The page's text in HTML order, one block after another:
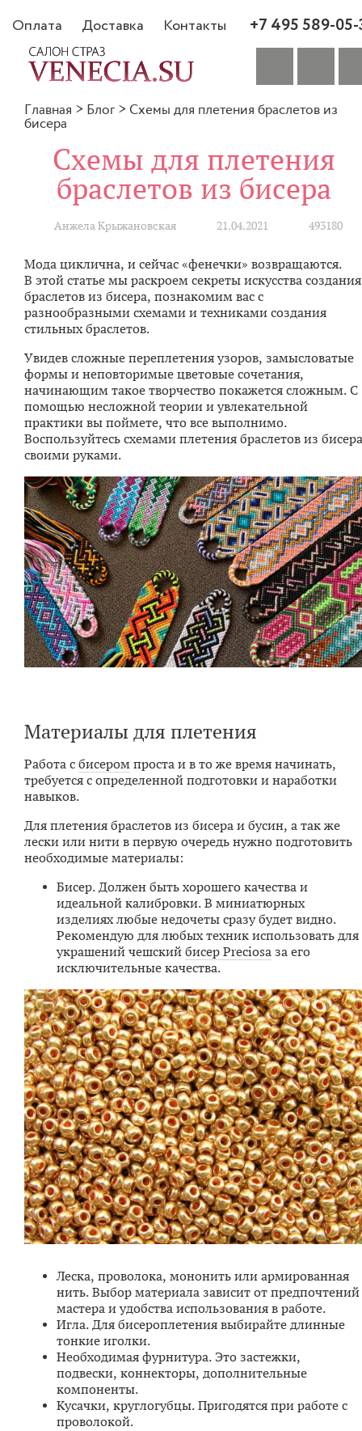
Оплата Доставка Контакты +7 495 589-
Главная > Блог > Схемы для плетения браслетов из
бисера
Схемы для плетения
браслетов из бисера
Анжела Крыжановская 21.04.2021 493180
Мода циклична, и сейчас «фенечки» возвращаются.
В этой статье мы раскроем секреты искусства создания
браслетов из бисера, познакомим вас с
разнообразными схемами и техниками создания
стильных браслетов.
Увидев сложные переплетения узоров, замысловатые
формы и неповторимые цветовые сочетания,
начинающим такое творчество покажется сложным. С
помощью несложной теории и увлекательной
практики вы поймете, что все выполнимо.
Воспользуйтесь схемами плетения браслетов из бисера
своими руками.
Материалы для плетения
Работа с бисером проста и в то же время начинать,
требуется с определенной подготовки и наработки
навыков.
Для плетения браслетов из бисера и бусин, а так же
лески или нити в первую очередь нужно подготовить
необходимые материалы:
Бисер. Должен быть хорошего качества и
идеальной калибровки. В миниатюрных
изделиях любые недочеты сразу будет видно.
Рекомендую для любых техник использовать для
украшений чешский бисер Preciosa за его
исключительные качества.
Леска, проволока, мононить или армированная
нить. Выбор материала зависит от предпочтений
мастера и удобства использования в работе.
Игла. Для бисероплетения выбирайте длинные
тонкие иголки.
Необходимая фурнитура. Это застежки,
подвески, коннекторы, дополнительные
компоненты.
Кусачки, круглогубцы. Пригодятся при работе с
проволокой.